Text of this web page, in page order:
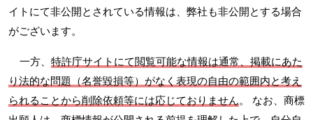
イトにて非公開とされている情報は、弊社も非公開とする場合
がございます。
一方、 特許庁サイトにて閲覧可能な情報は通常、掲載にあた
り法的な問題（名誉毀損等）がなく表現の自由の範囲内と考え
られることから削除依頼等には応じておりません。 なお、商標